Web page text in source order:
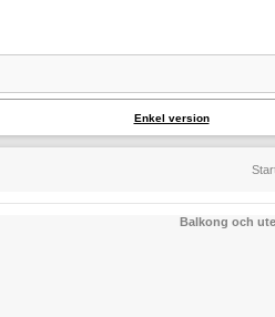
Enkel version
Balkong och